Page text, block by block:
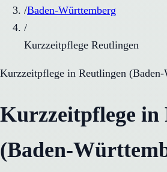
/Baden-Württemberg
/
Kurzzeitpflege Reutlingen
Kurzzeitpflege in Reutlingen (Baden-
Kurzzeitpflege in
(Baden-